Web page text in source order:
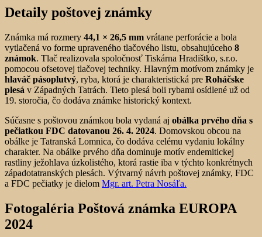
Detaily poštovej známky
Známka má rozmery 44,1 × 26,5 mm vrátane perforácie a bola
vytlačená vo forme upraveného tlačového listu, obsahujúceho 8
známok. Tlač realizovala spoločnosť Tiskárna Hradištko, s.r.o.
pomocou ofsetovej tlačovej techniky. Hlavným motívom známky je
hlaváč pásoplutvý, ryba, ktorá je charakteristická pre Roháčske
plesá v Západných Tatrách. Tieto plesá boli rybami osídlené už od
19. storočia, čo dodáva známke historický kontext.
Súčasne s poštovou známkou bola vydaná aj obálka prvého dňa s
pečiatkou FDC datovanou 26. 4. 2024. Domovskou obcou na
obálke je Tatranská Lomnica, čo dodáva celému vydaniu lokálny
charakter. Na obálke prvého dňa dominuje motív endemitickej
rastliny ježohlava úzkolistého, ktorá rastie iba v týchto konkrétnych
západotatranských plesách. Výtvarný návrh poštovej známky, FDC
a FDC pečiatky je dielom Mgr. art. Petra Nosáľa.
Fotogaléria Poštová známka EUROPA
2024